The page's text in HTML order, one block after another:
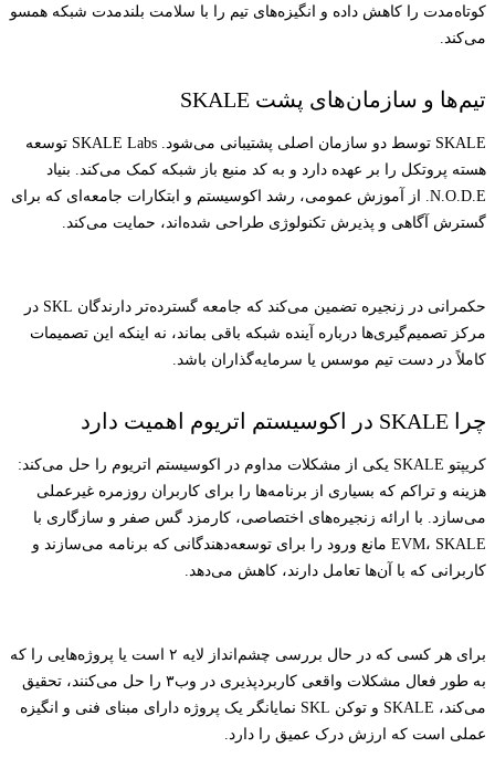
کوتاه‌مدت را کاهش داده و انگیزه‌های تیم را با سلامت بلندمدت شبکه همسو
می‌کند.
تیم‌ها و سازمان‌های پشت SKALE
SKALE توسط دو سازمان اصلی پشتیبانی می‌شود. SKALE Labs توسعه
هسته پروتکل را بر عهده دارد و به کد منبع باز شبکه کمک می‌کند. بنیاد
N.O.D.E. از آموزش عمومی، رشد اکوسیستم و ابتکارات جامعه‌ای که برای
گسترش آگاهی و پذیرش تکنولوژی طراحی شده‌اند، حمایت می‌کند.
حکمرانی در زنجیره تضمین می‌کند که جامعه گسترده‌تر دارندگان SKL در
مرکز تصمیم‌گیری‌ها درباره آینده شبکه باقی بماند، نه اینکه این تصمیمات
کاملاً در دست تیم موسس یا سرمایه‌گذاران باشد.
چرا SKALE در اکوسیستم اتریوم اهمیت دارد
کریپتو SKALE یکی از مشکلات مداوم در اکوسیستم اتریوم را حل می‌کند:
هزینه و تراکم که بسیاری از برنامه‌ها را برای کاربران روزمره غیرعملی
می‌سازد. با ارائه زنجیره‌های اختصاصی، کارمزد گس صفر و سازگاری با
EVM، SKALE مانع ورود را برای توسعه‌دهندگانی که برنامه می‌سازند و
کاربرانی که با آن‌ها تعامل دارند، کاهش می‌دهد.
برای هر کسی که در حال بررسی چشم‌انداز لایه ۲ است یا پروژه‌هایی را که
به طور فعال مشکلات واقعی کاربردپذیری در وب۳ را حل می‌کنند، تحقیق
می‌کند، SKALE و توکن SKL نمایانگر یک پروژه دارای مبنای فنی و انگیزه
عملی است که ارزش درک عمیق را دارد.